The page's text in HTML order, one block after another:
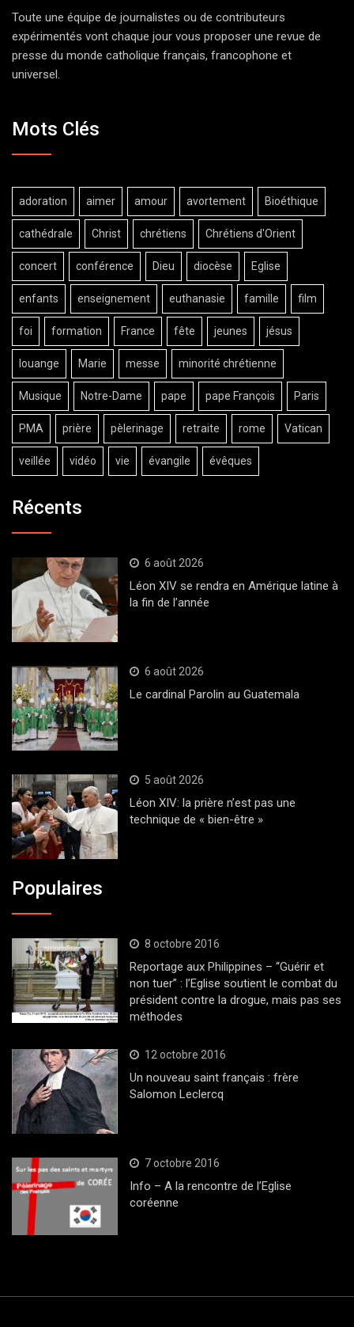
Toute une équipe de journalistes ou de contributeurs
expérimentés vont chaque jour vous proposer une revue de
presse du monde catholique français, francophone et
universel.
Mots Clés
adoration aimer amour avortement Bioéthique
cathédrale Christ chrétiens Chrétiens d'Orient
concert conférence Dieu diocèse Eglise
enfants enseignement euthanasie famille film
foi formation France fête jeunes jésus
louange Marie messe minorité chrétienne
Musique Notre-Dame pape pape François Paris
PMA prière pèlerinage retraite rome Vatican
veillée vidéo vie évangile évêques
Récents
6 août 2026
Léon XIV se rendra en Amérique latine à
la fin de l’année
6 août 2026
Le cardinal Parolin au Guatemala
5 août 2026
Léon XIV: la prière n’est pas une
technique de « bien-être »
Populaires
8 octobre 2016
Reportage aux Philippines – “Guérir et
non tuer” : l’Eglise soutient le combat du
président contre la drogue, mais pas ses
méthodes
12 octobre 2016
Un nouveau saint français : frère
Salomon Leclercq
7 octobre 2016
Info – A la rencontre de l’Eglise
coréenne